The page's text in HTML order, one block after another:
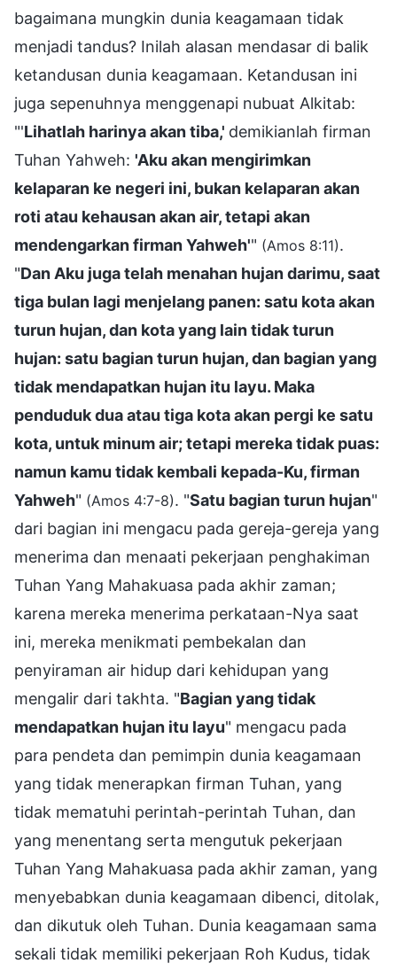
bagaimana mungkin dunia keagamaan tidak
menjadi tandus? Inilah alasan mendasar di balik
ketandusan dunia keagamaan. Ketandusan ini
juga sepenuhnya menggenapi nubuat Alkitab:
"'Lihatlah harinya akan tiba,' demikianlah firman
Tuhan Yahweh: 'Aku akan mengirimkan
kelaparan ke negeri ini, bukan kelaparan akan
roti atau kehausan akan air, tetapi akan
mendengarkan firman Yahweh'" (Amos 8:11).
"Dan Aku juga telah menahan hujan darimu, saat
tiga bulan lagi menjelang panen: satu kota akan
turun hujan, dan kota yang lain tidak turun
hujan: satu bagian turun hujan, dan bagian yang
tidak mendapatkan hujan itu layu. Maka
penduduk dua atau tiga kota akan pergi ke satu
kota, untuk minum air; tetapi mereka tidak puas:
namun kamu tidak kembali kepada-Ku, firman
Yahweh" (Amos 4:7-8). "Satu bagian turun hujan"
dari bagian ini mengacu pada gereja-gereja yang
menerima dan menaati pekerjaan penghakiman
Tuhan Yang Mahakuasa pada akhir zaman;
karena mereka menerima perkataan-Nya saat
ini, mereka menikmati pembekalan dan
penyiraman air hidup dari kehidupan yang
mengalir dari takhta. "Bagian yang tidak
mendapatkan hujan itu layu" mengacu pada
para pendeta dan pemimpin dunia keagamaan
yang tidak menerapkan firman Tuhan, yang
tidak mematuhi perintah-perintah Tuhan, dan
yang menentang serta mengutuk pekerjaan
Tuhan Yang Mahakuasa pada akhir zaman, yang
menyebabkan dunia keagamaan dibenci, ditolak,
dan dikutuk oleh Tuhan. Dunia keagamaan sama
sekali tidak memiliki pekerjaan Roh Kudus, tidak